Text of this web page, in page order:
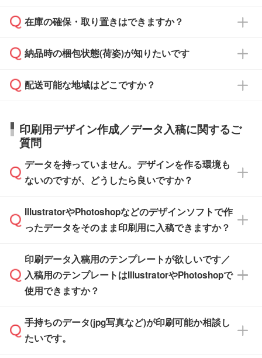
校や幼稚園・保育園であれば、同様の条件でご
ご希望の際は担当スタッフまでお気軽にご相談
ください。
たは注文フォームの『ご注文に関する備考欄』
ご入金確認後、1～2営業日で出荷いたしま
タッフまでお問い合わせください。
ル」に注文予定日をご入力いただくと、おおよ
その締切日や出荷目安をご確認いただけます。
品が決まりましたらお早めのご発注をお願いい
たします。
※土日祝日を除く営業日換算です。
※沖縄・離島は追加日数がかかります。
ご希望の納期がある場合は、お問い合わせ・お
い。
応が可能かご案内いたします。
す。>>対象商品はこちら
※最短出荷日は商品によって異なります。各商
品ページにてご確認ください
在庫の確保・取り置きはできますか？
ご入金確認後に在庫を確保し、注文確定のご連
はできかねますので予めご了承ください。
納品時の梱包状態(荷姿)が知りたいです
商品によって異なります。各ページにある商品
す。(白箱、化粧箱、ブリスターパックなど)
【袋入り】 商品がひとつずつ袋に入っていま
す。(透明袋、デザイン袋など)
【個包装なし】 個包装がされていない状態で
※化粧箱から白箱への入れ替えや、オリジナル
箱の作成は原則承っておりません。
配送可能な地域はどこですか？
日本全国へお届けが可能です。なお、海外への
直接納品は行っておりませんので予めご了承く
ださい。
印刷用デザイン作成／データ入稿に関するご
質問
データを持っていません。デザインを作る環境も
ないのですが、どうしたら良いですか？
無料の「デザインシミュレーター」を使えば、
PCやスマホから簡単にデザインを作成できま
ザインソフトがなくても安心です。
また、「データ作成サービス
せいただければ、弊社にて無料でデザインデー
タを1点作成いたします。
IllustratorやPhotoshopなどのデザインソフトで作
ったデータをそのまま印刷用に入稿できますか？
IllustratorやPhotoshop、CLIP STUDIOなどのデ
ザインソフトでこだわりのデザインを作成した
い方は、完全データ入稿
積・ご注文フォームにアップロードしてご入稿
ください。
印刷データ入稿用のテンプレートが欲しいです／
入稿用のテンプレートはIllustratorやPhotoshopで
使用できますか？
一部商品は入稿用テンプレートのご用意があり
ます。各商品ページの『印刷方法・テンプレー
手持ちのデータ(jpg写真など)が印刷可能か相談し
たいです。